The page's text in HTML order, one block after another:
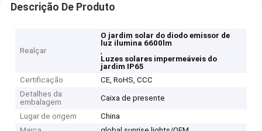
Descrição De Produto
Realçar
O jardim solar do diodo emissor de
luz ilumina 6600lm
,
Luzes solares impermeáveis do
jardim IP65
Certificação
CE, RoHS, CCC
Detalhes da
embalagem
Caixa de presente
Lugar de origem
China